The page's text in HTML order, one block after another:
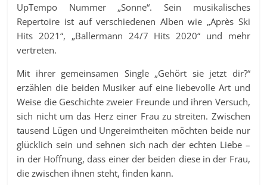
UpTempo Nummer „Sonne“. Sein musikalisches
Repertoire ist auf verschiedenen Alben wie „Après Ski
Hits 2021“, „Ballermann 24/7 Hits 2020“ und mehr
vertreten.
Mit ihrer gemeinsamen Single „Gehört sie jetzt dir?“
erzählen die beiden Musiker auf eine liebevolle Art und
Weise die Geschichte zweier Freunde und ihren Versuch,
sich nicht um das Herz einer Frau zu streiten. Zwischen
tausend Lügen und Ungereimtheiten möchten beide nur
glücklich sein und sehnen sich nach der echten Liebe –
in der Hoffnung, dass einer der beiden diese in der Frau,
die zwischen ihnen steht, finden kann.